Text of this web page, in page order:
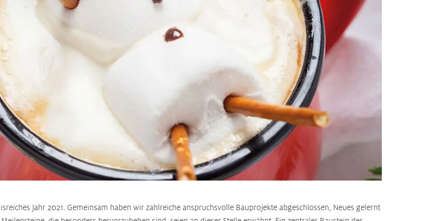
Jahr 2021. Gemeinsam haben wir zahlreiche anspruchsvolle Bauprojekte abgeschlossen, Neues gelernt